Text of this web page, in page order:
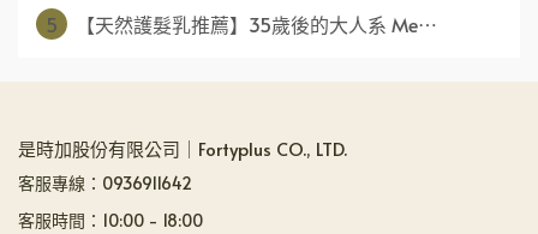
5
【天然護髮乳推薦】35歲後的大人系 Me⋯
是時加股份有限公司｜Fortyplus CO., LTD.
客服專線：0936911642
客服時間：10:00 - 18:00